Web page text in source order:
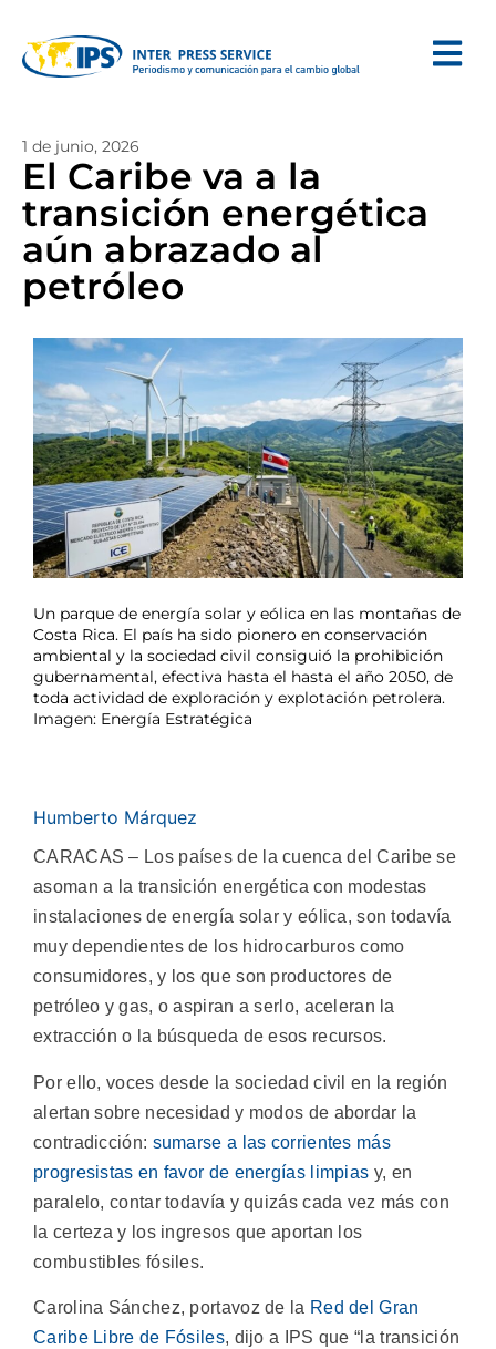
1 de junio, 2026
El Caribe va a la
transición energética
aún abrazado al
petróleo
Un parque de energía solar y eólica en las montañas de
Costa Rica. El país ha sido pionero en conservación
ambiental y la sociedad civil consiguió la prohibición
gubernamental, efectiva hasta el hasta el año 2050, de
toda actividad de exploración y explotación petrolera.
Imagen: Energía Estratégica
Humberto Márquez
CARACAS – Los países de la cuenca del Caribe se
asoman a la transición energética con modestas
instalaciones de energía solar y eólica, son todavía
muy dependientes de los hidrocarburos como
consumidores, y los que son productores de
petróleo y gas, o aspiran a serlo, aceleran la
extracción o la búsqueda de esos recursos.
Por ello, voces desde la sociedad civil en la región
alertan sobre necesidad y modos de abordar la
contradicción: sumarse a las corrientes más
progresistas en favor de energías limpias y, en
paralelo, contar todavía y quizás cada vez más con
la certeza y los ingresos que aportan los
combustibles fósiles.
Carolina Sánchez, portavoz de la Red del Gran
Caribe Libre de Fósiles, dijo a IPS que “la transición